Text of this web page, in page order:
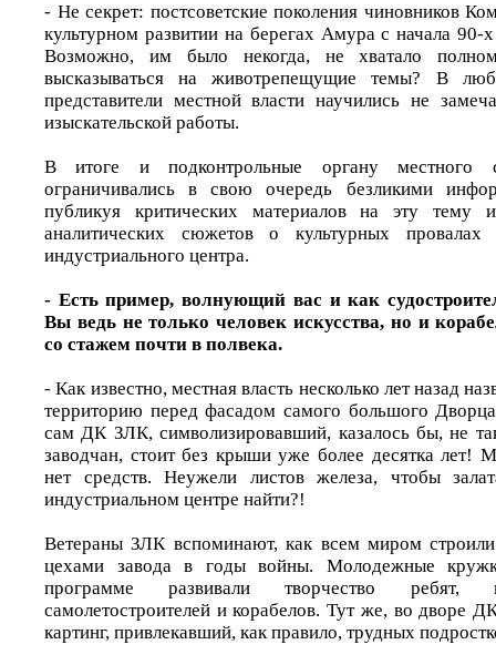
- Не секрет: постсоветские поколения чиновников
культурном развитии на берегах Амура с начала
Возможно, им было некогда, не хватало
высказываться на животрепещущие темы? В
представители местной власти научились не
изыскательской работы.
В итоге и подконтрольные органу местного
ограничивались в свою очередь безликими
публикуя критических материалов на эту
аналитических сюжетов о культурных
индустриального центра.
- Есть пример, волнующий вас и как
Вы ведь не только человек искусства, но и
со стажем почти в полвека.
- Как известно, местная власть несколько лет назад
территорию перед фасадом самого большого
сам ДК ЗЛК, символизировавший, казалось бы, не
заводчан, стоит без крыши уже более десятка лет!
нет средств. Неужели листов железа, чтобы
индустриальном центре найти?!
Ветераны ЗЛК вспоминают, как всем миром
цехами завода в годы войны. Молодежные
программе развивали творчество ребят,
самолетостроителей и корабелов. Тут же, во дворе
картинг, привлекавший, как правило, трудных